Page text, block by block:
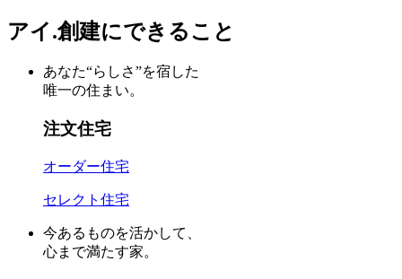
アイ.創建にできること
あなた“らしさ”を宿した
唯一の住まい。
注文住宅
オーダー住宅
セレクト住宅
今あるものを活かして、
心まで満たす家。